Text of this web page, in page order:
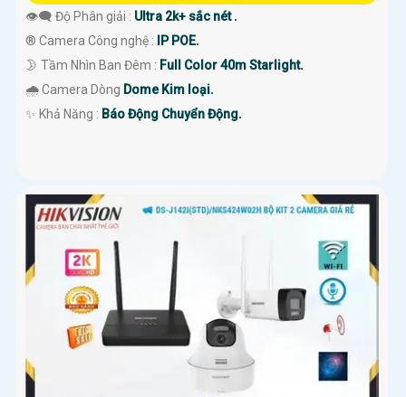
👁️‍🗨 Độ Phân giải : Ultra 2k+ sắc nét .
®️ Camera Công nghệ :
IP POE.
🌛 Tầm Nhìn Ban Đêm : Full Color 40m Starlight.
🌧️ Camera Dòng Dome Kim loại.
️✨ Khả Năng : Báo Động Chuyển Động.